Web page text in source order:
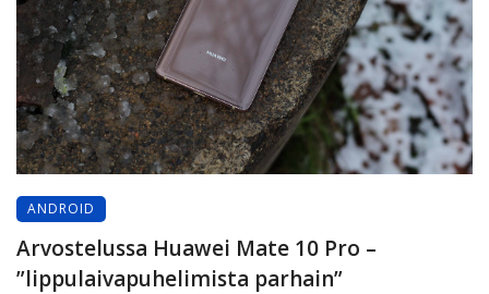
ANDROID
Arvostelussa Huawei Mate 10 Pro –
”lippulaivapuhelimista parhain”